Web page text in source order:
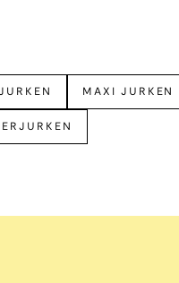
MAXI JURKEN